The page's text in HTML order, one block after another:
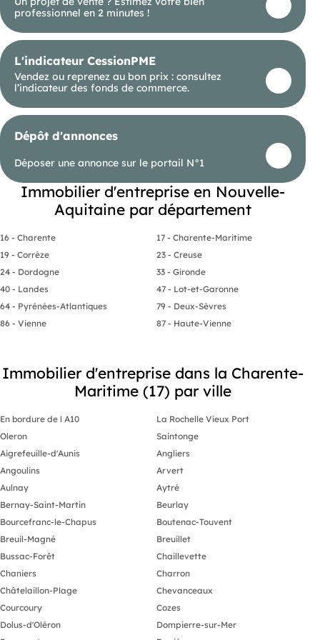
https://www.georisques.gouv.fr.
Agent commercial (Entreprise individuelle)
RCP GAN Royan
professionnel en 2 minutes !
L'indicateur CessionPME
Vendez ou reprenez au bon prix : consultez
l’indicateur des fonds de commerce.
Dépôt d'annonces
Déposer une annonce sur le portail N°1
Immobilier d'entreprise en Nouvelle-
Aquitaine par département
16 - Charente
17 - Charente-Maritime
19 - Corrèze
23 - Creuse
24 - Dordogne
33 - Gironde
40 - Landes
47 - Lot-et-Garonne
64 - Pyrénées-Atlantiques
79 - Deux-Sèvres
86 - Vienne
87 - Haute-Vienne
Immobilier d'entreprise dans la Charente-
Maritime (17) par ville
En bordure de l A10
La Rochelle Vieux Port
Oleron
Saintonge
Aigrefeuille-d'Aunis
Angliers
Angoulins
Arvert
Aulnay
Aytré
Bernay-Saint-Martin
Beurlay
Bourcefranc-le-Chapus
Boutenac-Touvent
Breuil-Magné
Breuillet
Bussac-Forêt
Chaillevette
Chaniers
Charron
Châtelaillon-Plage
Chevanceaux
Courcoury
Cozes
Dolus-d'Oléron
Dompierre-sur-Mer